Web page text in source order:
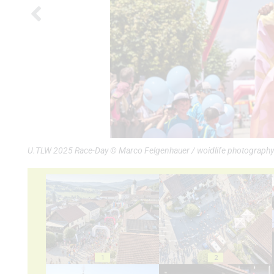
U.TLW 2025 Race-Day © Marco Felgenhauer / woidlife photography
1 2